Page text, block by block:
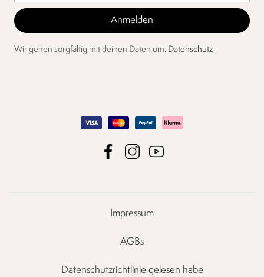
Wir gehen sorgfältig mit deinen Daten um. Datenschutz
Impressum
AGBs
Datenschutzrichtlinie gelesen habe